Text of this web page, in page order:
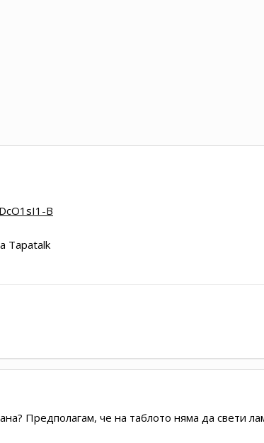
B
Tapatalk
Предполагам, че на таблото няма да свети